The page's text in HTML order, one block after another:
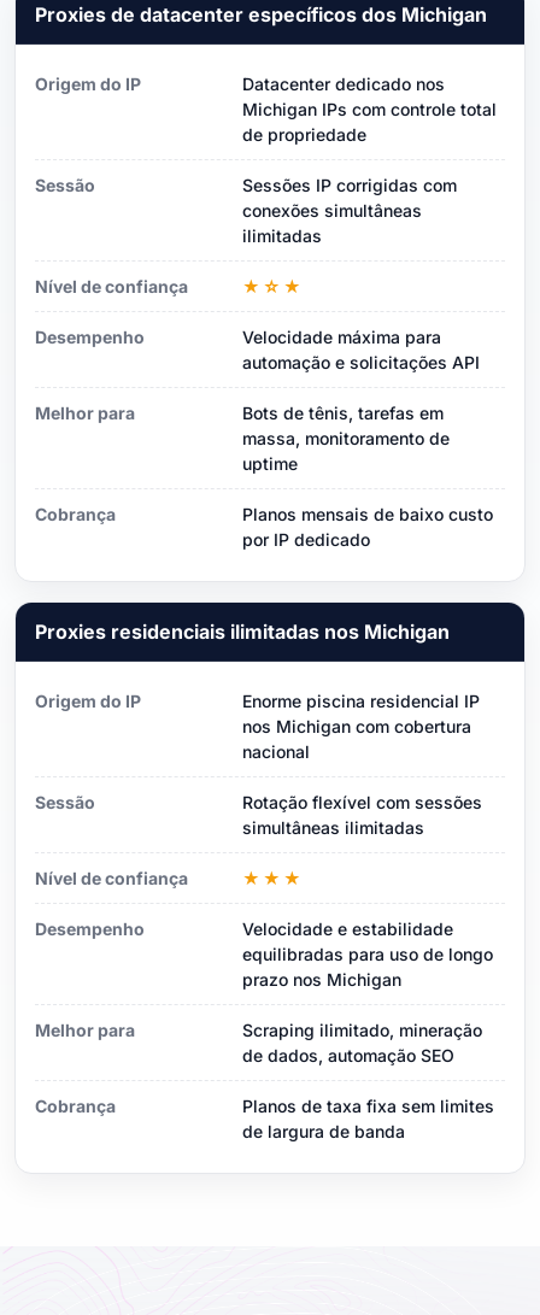
Proxies de datacenter específicos dos Michigan
Origem do IP
Datacenter dedicado nos
Michigan IPs com controle total
de propriedade
Sessão
Sessões IP corrigidas com
conexões simultâneas
ilimitadas
Nível de confiança ★☆★
Desempenho
Velocidade máxima para
automação e solicitações API
Melhor para
Bots de tênis, tarefas em
massa, monitoramento de
uptime
Cobrança
Planos mensais de baixo custo
por IP dedicado
Proxies residenciais ilimitadas nos Michigan
Origem do IP
Enorme piscina residencial IP
nos Michigan com cobertura
nacional
Sessão
Rotação flexível com sessões
simultâneas ilimitadas
Nível de confiança ★★★
Desempenho
Velocidade e estabilidade
equilibradas para uso de longo
prazo nos Michigan
Melhor para
Scraping ilimitado, mineração
de dados, automação SEO
Cobrança
Planos de taxa fixa sem limites
de largura de banda